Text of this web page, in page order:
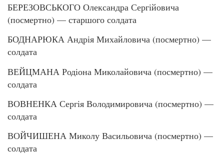
БЕРЕЗОВСЬКОГО Олександра Сергійовича
(посмертно) — старшого солдата
БОДНАРЮКА Андрія Михайловича (посмертно) —
солдата
ВЕЙЦМАНА Родіона Миколайовича (посмертно) —
солдата
ВОВНЕНКА Сергія Володимировича (посмертно) —
солдата
ВОЙЧИШЕНА Миколу Васильовича (посмертно) —
солдата